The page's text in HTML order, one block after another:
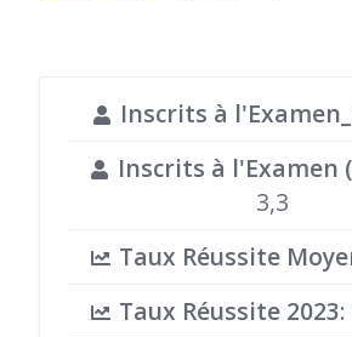
Inscrits à
Inscrits à l'Examen
3,3
Taux Réussite
Taux Réussite 2023